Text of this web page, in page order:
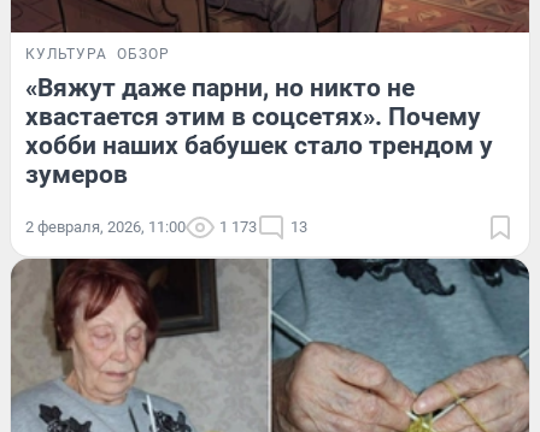
КУЛЬТУРА ОБЗОР
«Вяжут даже парни, но никто не
хвастается этим в соцсетях». Почему
хобби наших бабушек стало трендом у
зумеров
2 февраля, 2026, 11:00 1 173 13